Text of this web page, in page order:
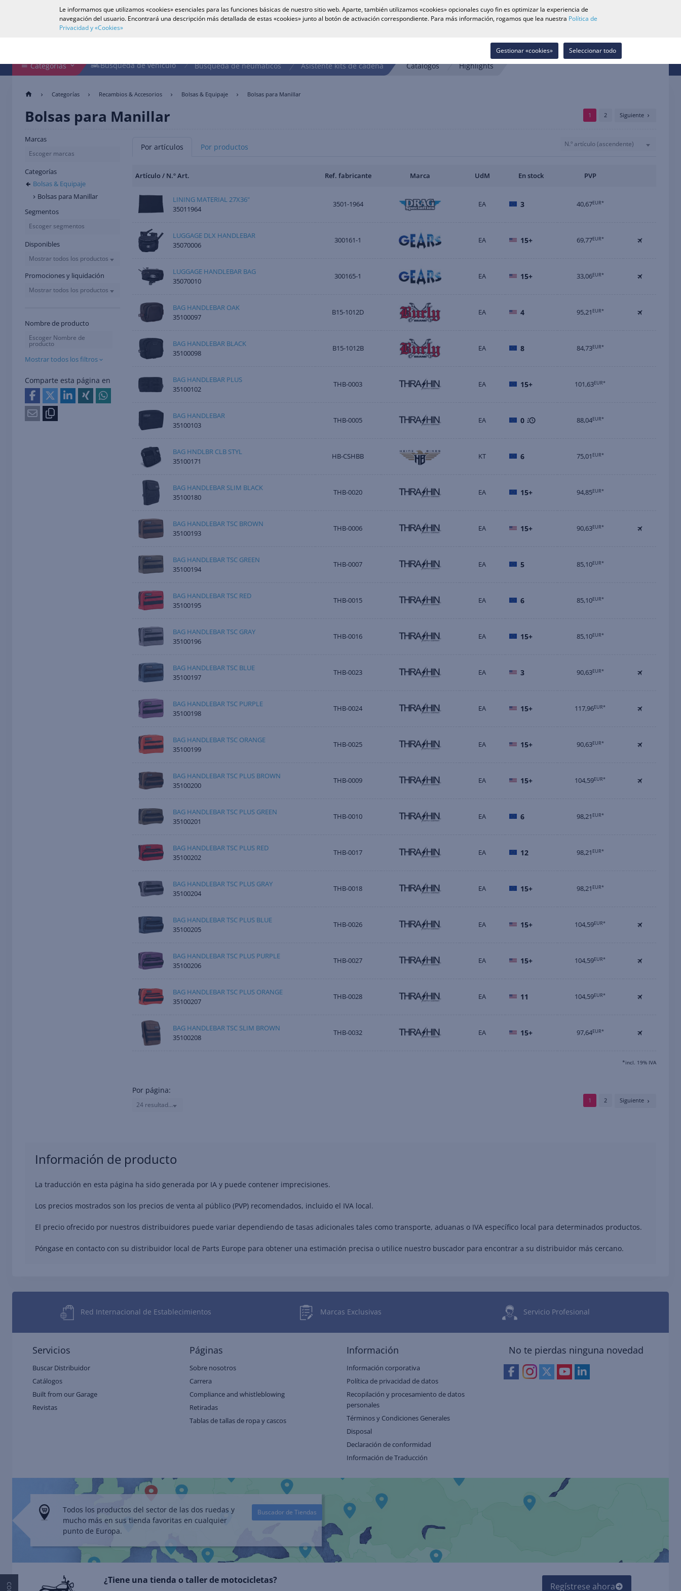
Buscador de Tiendas Carrera Lista de deseos
Categorías Búsqueda de vehículo Búsqueda de neumáticos Asistente kits de cadena Catálogos Highlights
Categorías Recambios & Accesorios Bolsas & Equipaje Bolsas para Manillar
Bolsas para Manillar 1 2 Siguiente
Marcas
Escoger marcas
Categorías
Bolsas & Equipaje
Bolsas para Manillar
Segmentos
Escoger segmentos
Disponibles
Mostrar todos los productos
Promociones y liquidación
Mostrar todos los productos
Nombre de producto
Escoger Nombre de
producto
Mostrar todos los filtros
Comparte esta página en
Por artículos Por productos N.º artículo (ascendente)
Artículo / N.º Art. Ref. fabricante Marca UdM En stock PVP
LINING MATERIAL 27X36"
35011964
3501-1964 EA 3 40,67EUR*
LUGGAGE DLX HANDLEBAR
35070006
300161-1 EA 15+ 69,77EUR*
LUGGAGE HANDLEBAR BAG
35070010
300165-1 EA 15+ 33,06EUR*
BAG HANDLEBAR OAK
35100097
B15-1012D EA 4 95,21 EUR*
BAG HANDLEBAR BLACK
35100098
B15-1012B EA 8 84,73EUR*
BAG HANDLEBAR PLUS
35100102
THB-0003 EA 15+ 101,63EUR*
BAG HANDLEBAR
35100103
THB-0005 EA 0 88,04EUR*
BAG HNDLBR CLB STYL
35100171
HB-CSHBB KT 6 75,01 EUR*
BAG HANDLEBAR SLIM BLACK
35100180
THB-0020 EA 15+ 94,85EUR*
BAG HANDLEBAR TSC BROWN
35100193
THB-0006 EA 15+ 90,63EUR*
BAG HANDLEBAR TSC GREEN
35100194
THB-0007 EA 5 85,10EUR*
BAG HANDLEBAR TSC RED
35100195
THB-0015 EA 6 85,10EUR*
BAG HANDLEBAR TSC GRAY
35100196
THB-0016 EA 15+ 85,10EUR*
BAG HANDLEBAR TSC BLUE
35100197
THB-0023 EA 3 90,63EUR*
BAG HANDLEBAR TSC PURPLE
35100198
THB-0024 EA 15+ 117,96EUR*
BAG HANDLEBAR TSC ORANGE
35100199
THB-0025 EA 15+ 90,63EUR*
BAG HANDLEBAR TSC PLUS BROWN
35100200
THB-0009 EA 15+ 104,59EUR*
BAG HANDLEBAR TSC PLUS GREEN
35100201
THB-0010 EA 6 98,21 EUR*
BAG HANDLEBAR TSC PLUS RED
35100202
THB-0017 EA 12 98,21 EUR*
BAG HANDLEBAR TSC PLUS GRAY
35100204
THB-0018 EA 15+ 98,21 EUR*
BAG HANDLEBAR TSC PLUS BLUE
35100205
THB-0026 EA 15+ 104,59EUR*
BAG HANDLEBAR TSC PLUS PURPLE
35100206
THB-0027 EA 15+ 104,59EUR*
BAG HANDLEBAR TSC PLUS ORANGE
35100207
THB-0028 EA 11 104,59EUR*
BAG HANDLEBAR TSC SLIM BROWN
35100208
THB-0032 EA 15+ 97,64EUR*
*incl. 19% IVA
Por página:
24 resultados
1 2 Siguiente
Información de producto
La traducción en esta página ha sido generada por IA y puede contener imprecisiones.
Los precios mostrados son los precios de venta al público (PVP) recomendados, incluido el IVA local.
El precio ofrecido por nuestros distribuidores puede variar dependiendo de tasas adicionales tales como transporte, aduanas o IVA específico local para determinados productos.
Póngase en contacto con su distribuidor local de Parts Europe para obtener una estimación precisa o utilice nuestro buscador para encontrar a su distribuidor más cercano.
Red Internacional de Establecimientos Marcas Exclusivas Servicio Profesional
Servicios
Buscar Distribuidor
Catálogos
Built from our Garage
Revistas
Páginas
Sobre nosotros
Carrera
Compliance and whistleblowing
Retiradas
Tablas de tallas de ropa y cascos
Información
Información corporativa
Política de privacidad de datos
Recopilación y procesamiento de datos
personales
Términos y Condiciones Generales
Disposal
Declaración de conformidad
Información de Traducción
No te pierdas ninguna novedad
Todos los productos del sector de las dos ruedas y
mucho más en sus tienda favoritas en cualquier
punto de Europa.
Buscador de Tiendas
¿Tiene una tienda o taller de motocicletas?
Regístrese ahora
Le informamos que utilizamos «cookies» esenciales para las funciones básicas de nuestro sitio web. Aparte, también utilizamos «cookies» opcionales cuyo fin es optimizar la experiencia de
navegación del usuario. Encontrará una descripción más detallada de estas «cookies» junto al botón de activación correspondiente. Para más información, rogamos que lea nuestra Política de
Privacidad y «Cookies»
Seleccionar todo
Gestionar «cookies»